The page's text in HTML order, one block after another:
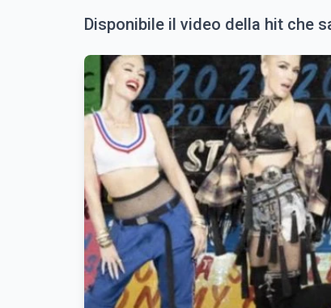
Disponibile il video della hit che